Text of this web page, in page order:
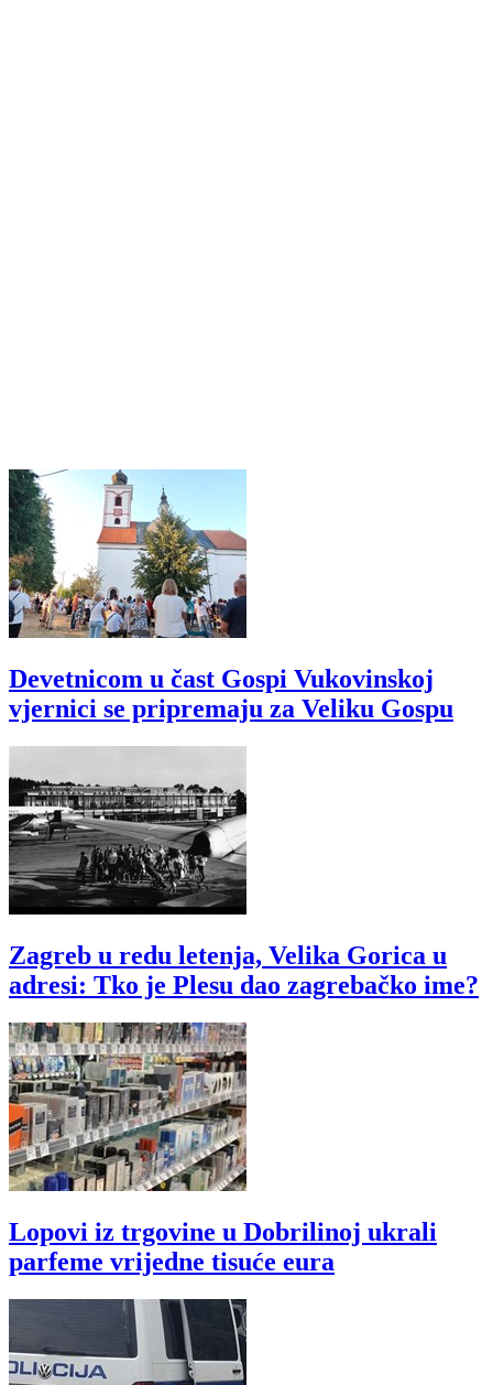
Devetnicom u čast Gospi Vukovinskoj
vjernici se pripremaju za Veliku Gospu
Zagreb u redu letenja, Velika Gorica u
adresi: Tko je Plesu dao zagrebačko ime?
Lopovi iz trgovine u Dobrilinoj ukrali
parfeme vrijedne tisuće eura